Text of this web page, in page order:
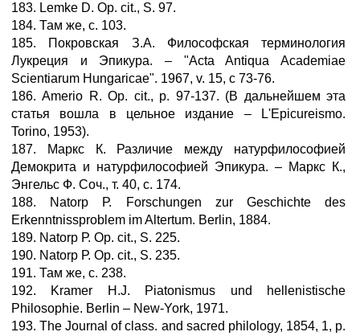
183. Lemke D. Op. cit., S. 97.
184. Там же, с. 103.
185. Покровская З.А. Философская терминология
Лукреция и Эпикура. – "Acta Antiqua Academiae
Scientiarum Hungaricae". 1967, v. 15, с 73-76.
186. Amerio R. Op. cit., р. 97-137. (В дальнейшем эта
статья вошла в цельное издание – L'Epicureismo.
Torino, 1953).
187. Маркс К. Различие между натурфилософией
Демокрита и натурфилософией Эпикура. – Маркс К.,
Энгельс Ф. Соч., т. 40, с. 174.
188. Nаtоrp Р. Forschungen zur Geschichte des
Erkenntnissproblem im Altertum. Berlin, 1884.
189. Natorp Р. Ор. cit., S. 225.
190. Natorp Р. Ор. cit., S. 235.
191. Там же, с. 238.
192. Kramer H.J. Piatonismus und hellenistische
Philosophie. Berlin – New-York, 1971.
193. The Journal of class. and sacred philology, 1854, 1, p.